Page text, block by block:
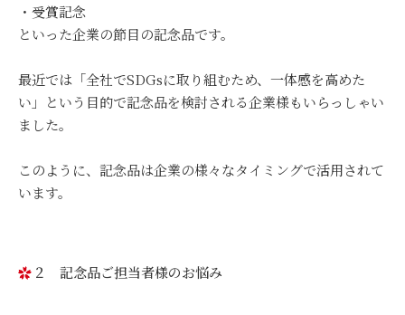
・受賞記念
といった企業の節目の記念品です。
最近では「全社でSDGsに取り組むため、一体感を高めた
い」という目的で記念品を検討される企業様もいらっしゃい
ました。
このように、記念品は企業の様々なタイミングで活用されて
います。
２ 記念品ご担当者様のお悩み